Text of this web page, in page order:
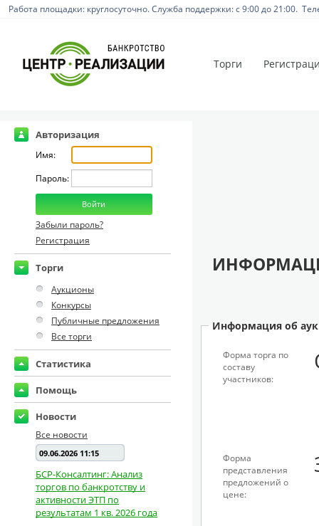
Работа площадки: круглосуточно. Служба поддержки: с 9:00 до 21:00.
Торги
Авторизация
Имя:
Пароль:
Забыли пароль?
Регистрация
Торги
Аукционы
Конкурсы
Публичные предложения
Все торги
Статистика
Помощь
Новости
Все новости
09.06.2026 11:15
БСР-Консалтинг: Анализ
торгов по банкротству и
активности ЭТП по
результатам 1 кв. 2026 года
Информация об
Форма торга по
составу
участников:
Форма
представления
предложений о
цене: